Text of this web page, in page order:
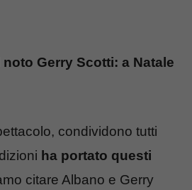
Gerry Scotti: a Natale
condividono tutti
ha portato questi
citare Albano e Gerry